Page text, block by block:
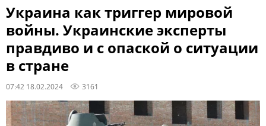
Украина как триггер мировой
войны. Украинские эксперты
правдиво и с опаской о ситуации
в стране
07:42 18.02.2024 3161